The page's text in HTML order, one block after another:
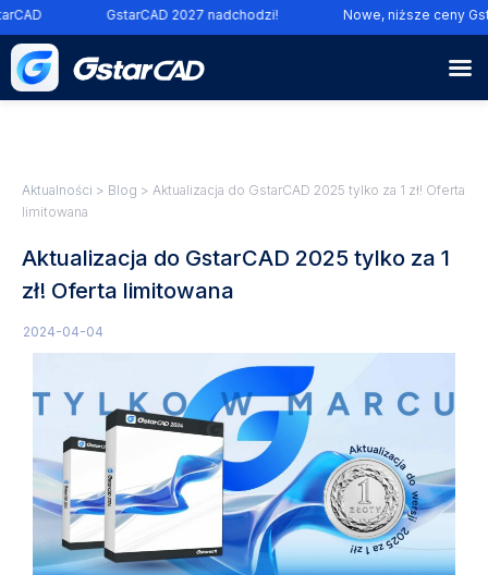
GstarCAD 2027 nadchodzi! Nowe, niższe ceny
Aktualności > Blog > Aktualizacja do GstarCAD 2025 tylko za 1 zł! Oferta
limitowana
Aktualizacja do GstarCAD 2025 tylko za 1
zł! Oferta limitowana
2024-04-04